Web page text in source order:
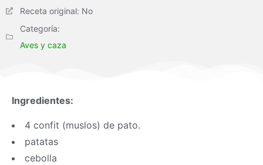
Receta original: No
Categoría:
Aves y caza
Ingredientes:
4 confit (muslos) de pato.
patatas
cebolla